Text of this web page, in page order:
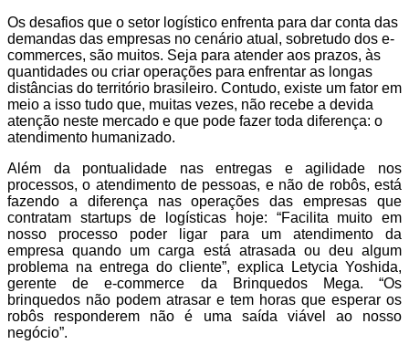
Os desafios que o setor logístico enfrenta para dar conta das
demandas das empresas no cenário atual, sobretudo dos e-
commerces, são muitos. Seja para atender aos prazos, às
quantidades ou criar operações para enfrentar as longas
distâncias do território brasileiro. Contudo, existe um fator em
meio a isso tudo que, muitas vezes, não recebe a devida
atenção neste mercado e que pode fazer toda diferença: o
atendimento humanizado.
Além da pontualidade nas entregas e agilidade nos
processos, o atendimento de pessoas, e não de robôs, está
fazendo a diferença nas operações das empresas que
contratam startups de logísticas hoje: “Facilita muito em
nosso processo poder ligar para um atendimento da
empresa quando um carga está atrasada ou deu algum
problema na entrega do cliente”, explica Letycia Yoshida,
gerente de e-commerce da Brinquedos Mega. “Os
brinquedos não podem atrasar e tem horas que esperar os
robôs responderem não é uma saída viável ao nosso
negócio”.